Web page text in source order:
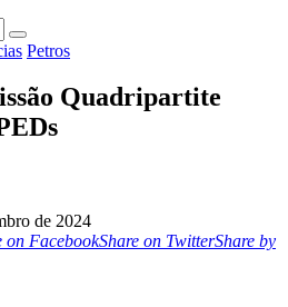
Petros
Quadripartite
de 2024
on FacebookShare on TwitterShare by